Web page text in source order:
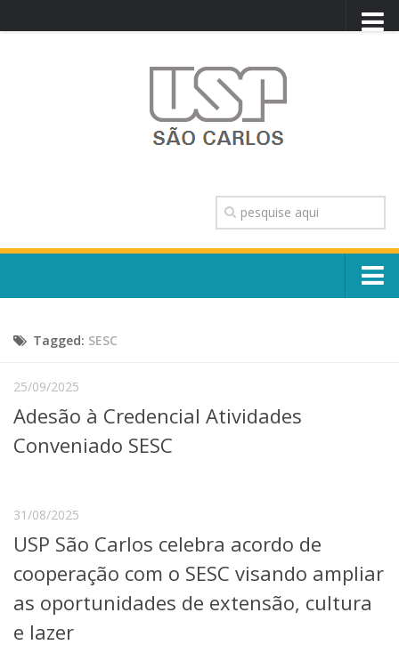
TRANSPARÊNCIA
OUVIDORIA
CONTATO
Escola, Institutos e Órgãos
Núcleos e Comissões
Telefones e Mapas
Pessoas
Educação a distância
Cursos de Extensão
Pesquisa e Inovação
Linhas de Pesquisa
Centros, Núcleos e Projetos em Rede
Pós-doutorado
Tagged: SESC
25/09/2025
Adesão à Credencial Atividades
Conveniado SESC
31/08/2025
USP São Carlos celebra acordo de
cooperação com o SESC visando ampliar
as oportunidades de extensão, cultura
e lazer